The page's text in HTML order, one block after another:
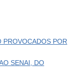
PROVOCADOS POR
SENAI, DO